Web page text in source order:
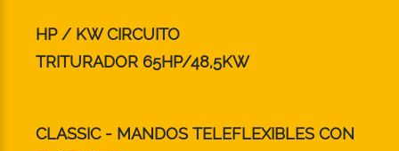
HP / KW CIRCUITO
TRITURADOR 65HP/48,5KW
CLASSIC - MANDOS TELEFLEXIBLES CON